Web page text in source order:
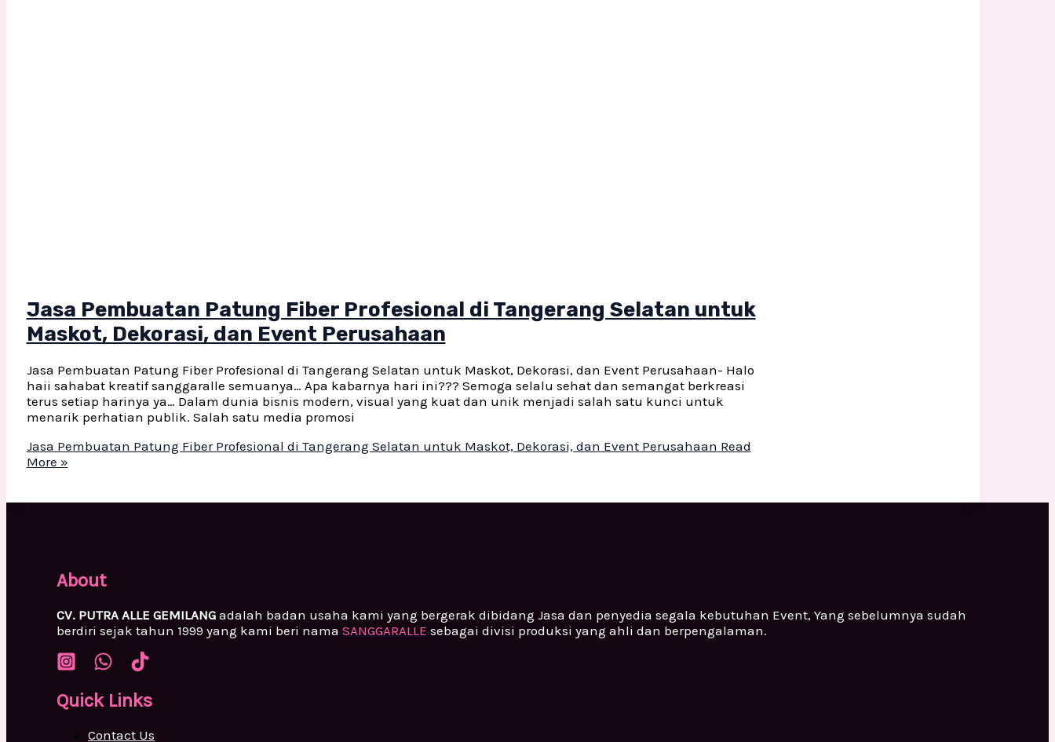
Jasa Pembuatan Patung Fiber Profesional di Tangerang Selatan untuk
Maskot, Dekorasi, dan Event Perusahaan
Jasa Pembuatan Patung Fiber Profesional di Tangerang Selatan untuk Maskot, Dekorasi, dan Event Perusahaan- Halo
haii sahabat kreatif sanggaralle semuanya… Apa kabarnya hari ini??? Semoga selalu sehat dan semangat berkreasi
terus setiap harinya ya… Dalam dunia bisnis modern, visual yang kuat dan unik menjadi salah satu kunci untuk
menarik perhatian publik. Salah satu media promosi
Jasa Pembuatan Patung Fiber Profesional di Tangerang Selatan untuk Maskot, Dekorasi, dan Event Perusahaan Read
More »
About
CV. PUTRA ALLE GEMILANG adalah badan usaha kami yang bergerak dibidang Jasa dan penyedia segala kebutuhan Event, Yang sebelumnya sudah
berdiri sejak tahun 1999 yang kami beri nama SANGGARALLE sebagai divisi produksi yang ahli dan berpengalaman.
Quick Links
Contact Us